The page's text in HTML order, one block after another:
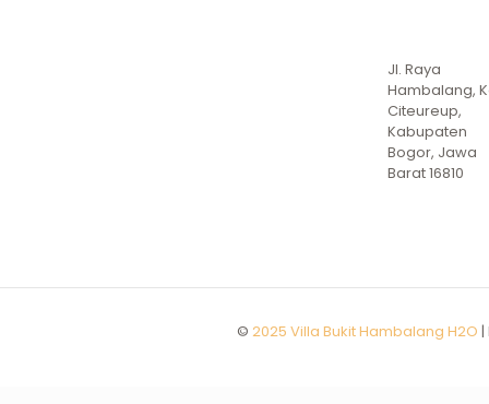
Jl. Raya
Hambalang,
Citeureup,
Kabupaten
Bogor, Jawa
Barat 16810
© 2025 Villa Bukit Hambalang H2O |